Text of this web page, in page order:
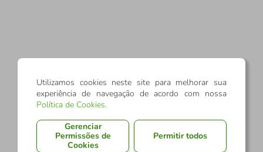
Utilizamos cookies neste site para melhorar sua
experiência de navegação de acordo com nossa
Política de Cookies.
Gerenciar
Permissões de
Cookies
Permitir todos